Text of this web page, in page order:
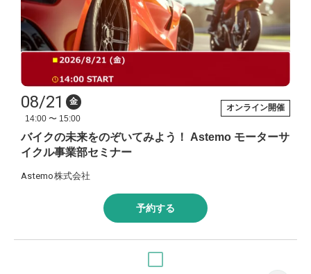
08/21
金
14:00 〜 15:00
オンライン開催
バイクの未来をのぞいてみよう！ Astemo モーターサ
イクル事業部セミナー
Astemo株式会社
予約する